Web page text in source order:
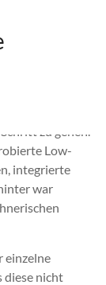
zu gehen.
Low-
integrierte
war
einzelne
diese nicht